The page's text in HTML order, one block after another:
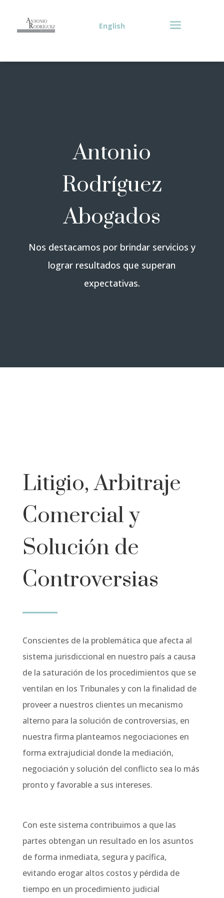
English
Antonio
Rodríguez
Abogados
Nos destacamos por brindar servicios y
lograr resultados que superan
expectativas.
Litigio, Arbitraje
Comercial y
Solución de
Controversias
Conscientes de la problemática que afecta al
sistema jurisdiccional en nuestro país a causa
de la saturación de los procedimientos que se
ventilan en los Tribunales y con la finalidad de
proveer a nuestros clientes un mecanismo
alterno para la solución de controversias, en
nuestra firma planteamos negociaciones en
forma extrajudicial donde la mediación,
negociación y solución del conflicto sea lo más
pronto y favorable a sus intereses.
Con este sistema contribuimos a que las
partes obtengan un resultado en los asuntos
de forma inmediata, segura y pacífica,
evitando erogar altos costos y pérdida de
tiempo en un procedimiento judicial